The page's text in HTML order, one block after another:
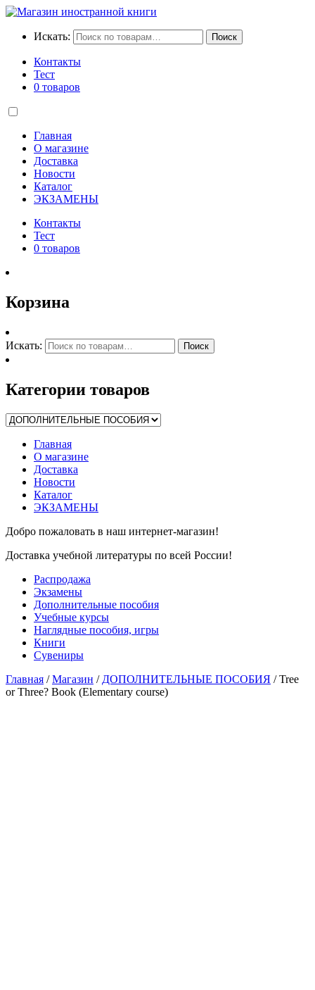
Искать: Поиск
Контакты
Тест
0 товаров
Главная
О магазине
Доставка
Новости
Каталог
ЭКЗАМЕНЫ
Контакты
Тест
0 товаров
Корзина
Искать: Поиск
Категории товаров
Главная
О магазине
Доставка
Новости
Каталог
ЭКЗАМЕНЫ
Добро пожаловать в наш интернет-магазин!
Доставка учебной литературы по всей России!
Распродажа
Экзамены
Дополнительные пособия
Учебные курсы
Наглядные пособия, игры
Книги
Сувениры
Главная /Магазин / ДОПОЛНИТЕЛЬНЫЕ ПОСОБИЯ / Tree
or Three? Book (Elementary course)